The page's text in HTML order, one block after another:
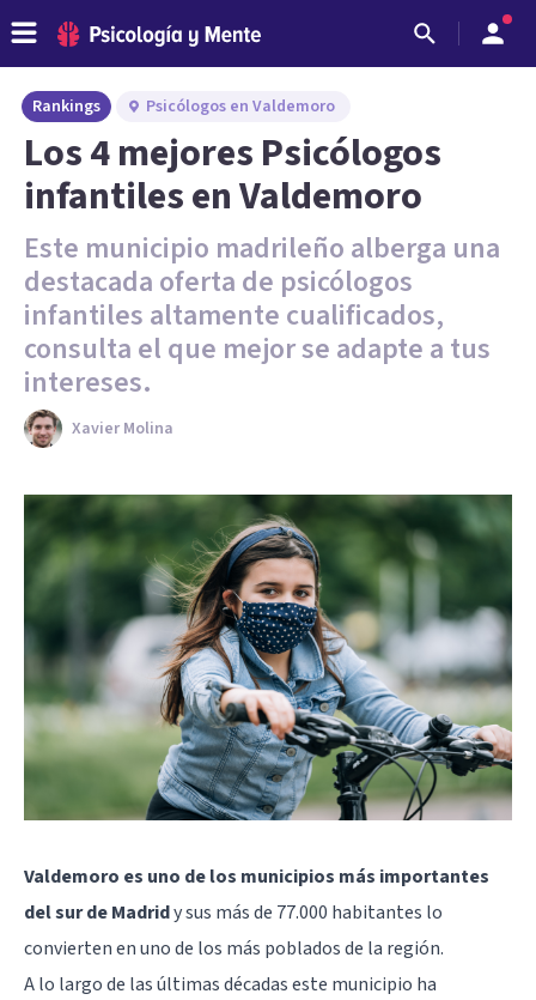
Rankings Psicólogos en Valdemoro
Los 4 mejores Psicólogos
infantiles en Valdemoro
Este municipio madrileño alberga una
destacada oferta de psicólogos
infantiles altamente cualificados,
consulta el que mejor se adapte a tus
intereses.
Xavier Molina
Valdemoro es uno de los municipios más importantes
del sur de Madridy sus más de 77.000 habitantes lo
convierten en uno de los más poblados de la región.
A lo largo de las últimas décadas este municipio ha